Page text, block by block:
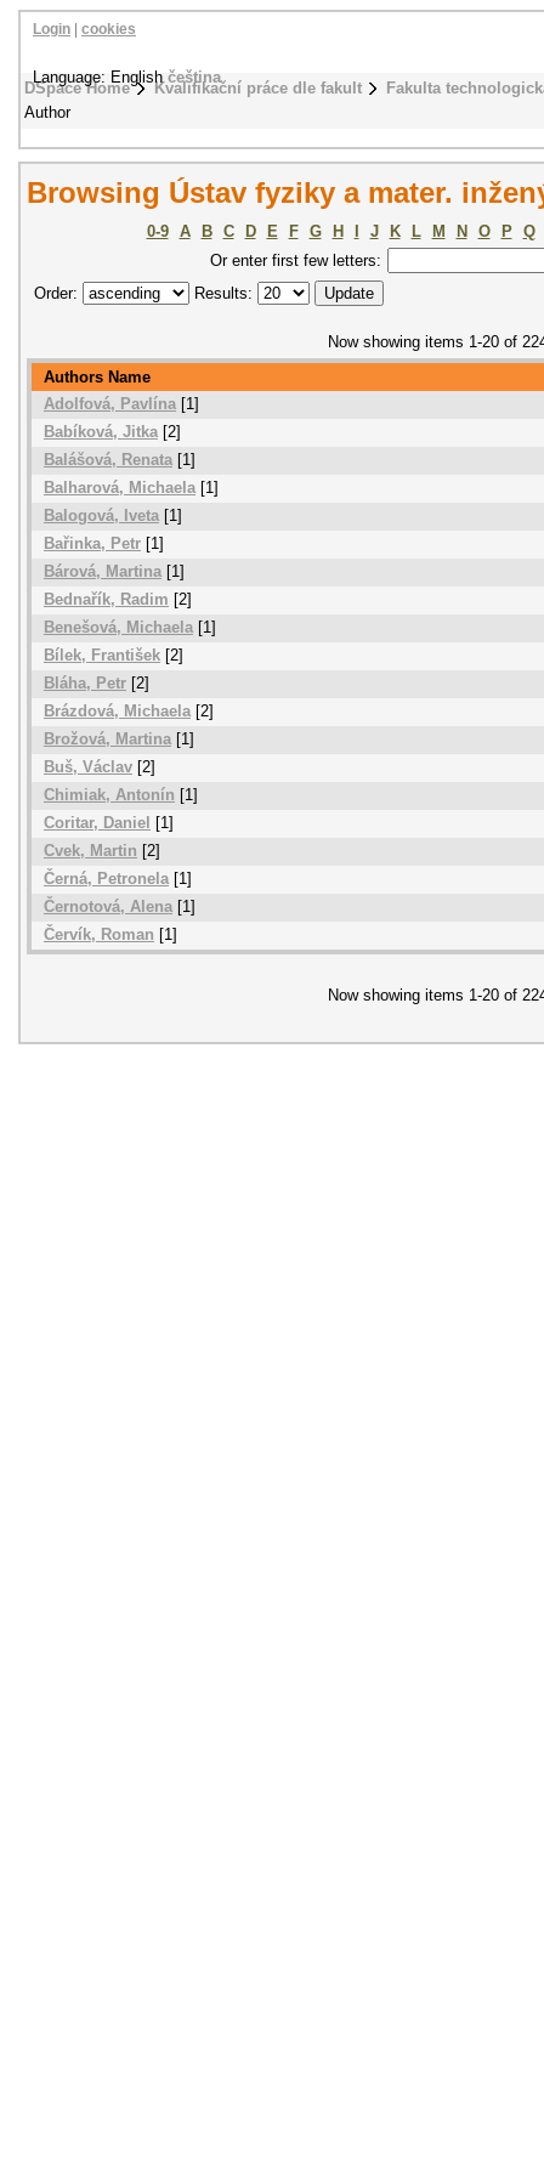
DSpace Home Kvalifikační práce dle fakult
Fakulta
Author
Login cookies
Language: Englishčeština
Browsing Ústav fyziky a mater.
0-9 A B C D E F G H J K L M N O P
Q
Or enter first few letters:
Order:
Results:
Now showing items 1-20 of
Authors Name
Adolfová, Pavlína [1]
Babíková, Jitka[2]
Balášová, Renata [1]
Balharová, Michaela[1]
Balogová, Iveta [1]
Bařinka, Petr [1]
Bárová, Martina [1]
Bednařík, Radim [2]
Benešová, Michaela [1]
Bílek, František [2]
Bláha, Petr [2]
Brázdová, Michaela[2]
Brožová, Martina [1]
Buš, Václav [2]
Chimiak, Antonín [1]
Coritar, Daniel
[1]
Cvek, Martin [2]
Černá, Petronela[1]
Černotová, Alena [1]
Červík, Roman [1]
Now showing items 1-20 of